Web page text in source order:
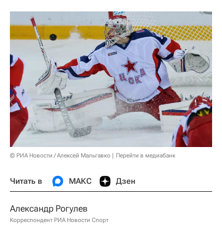
© РИА Новости / Алексей Мальгавко Перейти в медиабанк
Читать в МАКС Дзен
Александр Рогулев
Корреспондент РИА Новости Спорт